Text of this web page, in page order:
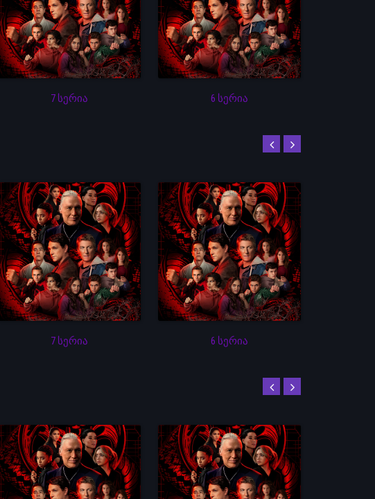
7 სერია 6 სერია
7 სერია 6 სერია